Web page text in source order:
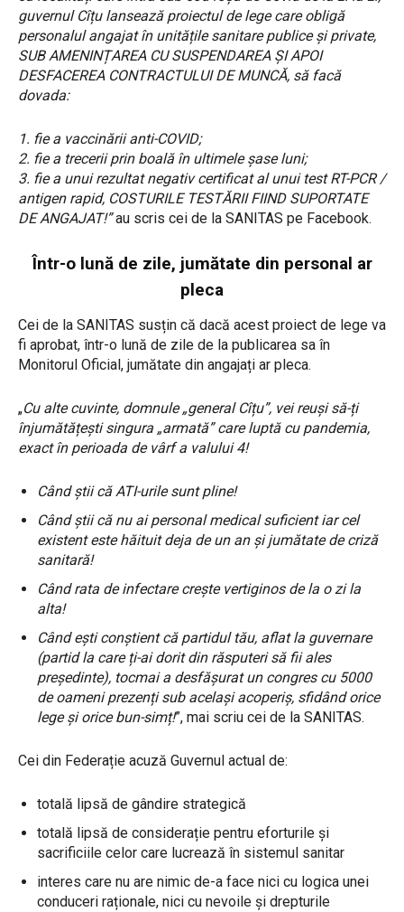
guvernul Cîțu lansează proiectul de lege care obligă
personalul angajat în unitățile sanitare publice și private,
SUB AMENINȚAREA CU SUSPENDAREA ȘI APOI
DESFACEREA CONTRACTULUI DE MUNCĂ, să facă
dovada:
1. fie a vaccinării anti-COVID;
2. fie a trecerii prin boală în ultimele șase luni;
3. fie a unui rezultat negativ certificat al unui test RT-PCR /
antigen rapid, COSTURILE TESTĂRII FIIND SUPORTATE
DE ANGAJAT!”au scris cei de la SANITAS pe Facebook.
Într-o lună de zile, jumătate din personal ar
pleca
Cei de la SANITAS susțin că dacă acest proiect de lege va
fi aprobat, într-o lună de zile de la publicarea sa în
Monitorul Oficial, jumătate din angajați ar pleca.
„Cu alte cuvinte, domnule „general Cîțu”, vei reuși să-ți
înjumătățești singura „armată” care luptă cu pandemia,
exact în perioada de vârf a valului 4!
Când știi că ATI-urile sunt pline!
Când știi că nu ai personal medical suficient iar cel
existent este hăituit deja de un an și jumătate de criză
sanitară!
Când rata de infectare crește vertiginos de la o zi la
alta!
Când ești conștient că partidul tău, aflat la guvernare
(partid la care ți-ai dorit din răsputeri să fii ales
președinte), tocmai a desfășurat un congres cu 5000
de oameni prezenți sub același acoperiș, sfidând orice
lege și orice bun-simț!”, mai scriu cei de la SANITAS.
Cei din Federație acuză Guvernul actual de:
totală lipsă de gândire strategică
totală lipsă de considerație pentru eforturile și
sacrificiile celor care lucrează în sistemul sanitar
interes care nu are nimic de-a face nici cu logica unei
conduceri raționale, nici cu nevoile și drepturile